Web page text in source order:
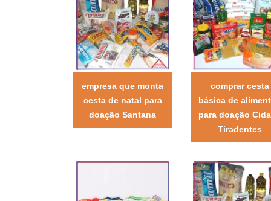
empresa que monta
cesta de natal para
doação Santana
comprar cesta
básica de
para doação
Tiradentes